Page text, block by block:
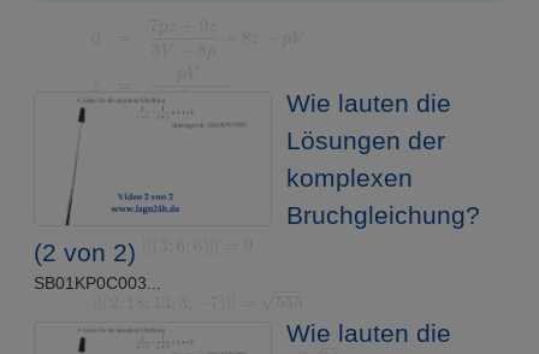
Wie lauten die
Lösungen der
komplexen
Bruchgleichung?
(2 von 2)
SB01KP0C003...
Wie lauten die